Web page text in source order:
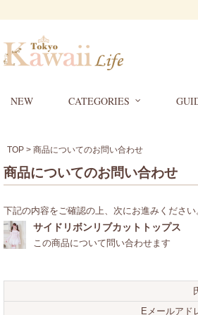
NEW CATEGORIES
TOP > 商品についてのお問い合わせ
商品についてのお問い合わせ
下記の内容をご確認の上、次にお進みください
サイドリボンリブカットトップス
この商品について問い合わせます
Eメールアド